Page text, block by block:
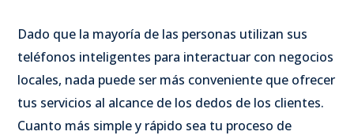
Dado que la mayoría de las personas utilizan sus
teléfonos inteligentes para interactuar con negocios
locales, nada puede ser más conveniente que ofrecer
tus servicios al alcance de los dedos de los clientes.
Cuanto más simple y rápido sea tu proceso de